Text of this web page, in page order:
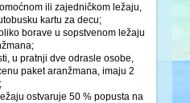
ili zajedničkom ležaju,
kartu za decu;
borave u sopstvenom ležaju
u pratnji dve odrasle osobe,
paket aranžmana, imaju 2
ostvaruje 50 % popusta na